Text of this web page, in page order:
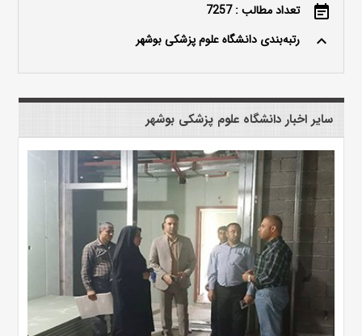
event_note تعداد مطالب : 7257
keyboard_arrow_up رتبه‌بندی دانشگاه علوم پزشکی بوشهر
سایر اخبار دانشگاه علوم پزشکی بوشهر